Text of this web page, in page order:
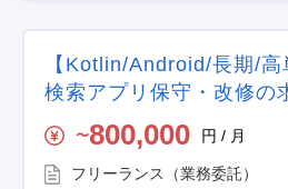
【Kotlin/Android/長期/高
検索アプリ保守・改修の
〜800,000 円 / 月
フリーランス（業務委託）